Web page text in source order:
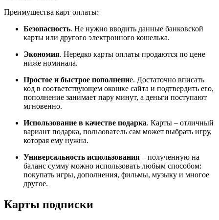
Преимущества карт оплаты:
Безопасность. Не нужно вводить данные банковской
карты или другого электронного кошелька.
Экономия. Нередко карты оплаты продаются по цене
ниже номинала.
Простое и быстрое пополнение. Достаточно вписать
код в соответствующем окошке сайта и подтвердить его,
пополнение занимает пару минут, а деньги поступают
мгновенно.
Использование в качестве подарка. Карты – отличный
вариант подарка, пользователь сам может выбрать игру,
которая ему нужна.
Универсальность использования – полученную на
баланс сумму можно использовать любым способом:
покупать игры, дополнения, фильмы, музыку и многое
другое.
Карты подписки